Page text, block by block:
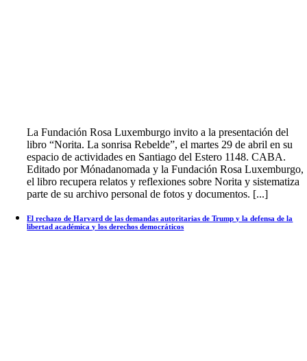
La Fundación Rosa Luxemburgo invito a la presentación del
libro “Norita. La sonrisa Rebelde”, el martes 29 de abril en su
espacio de actividades en Santiago del Estero 1148. CABA.
Editado por Mónadanomada y la Fundación Rosa Luxemburgo,
el libro recupera relatos y reflexiones sobre Norita y sistematiza
parte de su archivo personal de fotos y documentos. [...]
El rechazo de Harvard de las demandas autoritarias de Trump y la defensa de la
libertad académica y los derechos democráticos